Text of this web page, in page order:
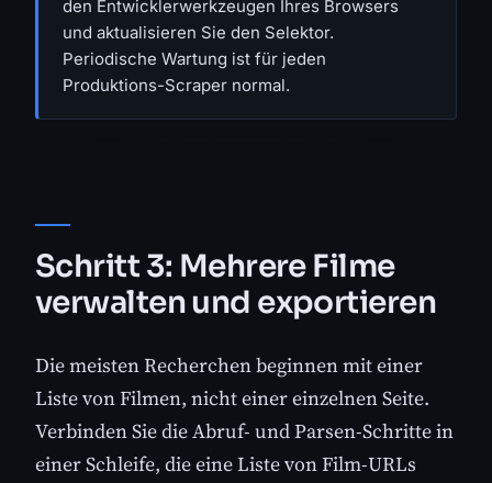
den Entwicklerwerkzeugen Ihres Browsers
und aktualisieren Sie den Selektor.
Periodische Wartung ist für jeden
Produktions-Scraper normal.
Schritt 3: Mehrere Filme
verwalten und exportieren
Die meisten Recherchen beginnen mit einer
Liste von Filmen, nicht einer einzelnen Seite.
Verbinden Sie die Abruf- und Parsen-Schritte in
einer Schleife, die eine Liste von Film-URLs